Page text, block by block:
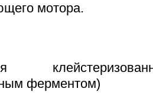
мотора.
ферментом)